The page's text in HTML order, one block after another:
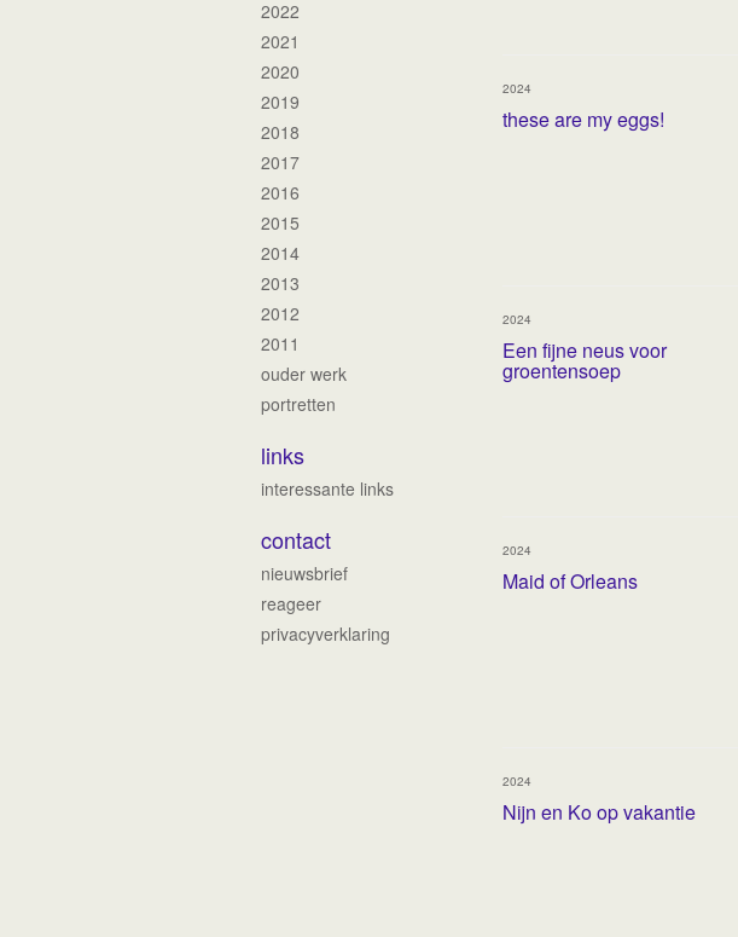
these are my eggs!
2024
Een fijne neus voor
groentensoep
2024
Maid of Orleans
2024
Nijn en Ko op vakantie
2024
2022
2021
2020
2019
2018
2017
2016
2015
2014
2013
2012
2011
ouder werk
portretten
links
interessante links
contact
nieuwsbrief
reageer
privacyverklaring